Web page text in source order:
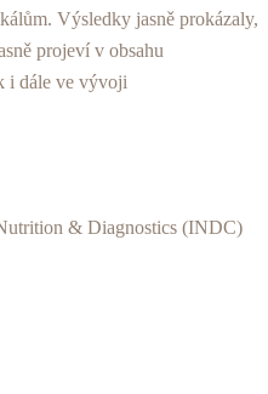
Výsledky jasně prokázaly,
projeví v obsahu
i dále ve vývoji
& Diagnostics (INDC)